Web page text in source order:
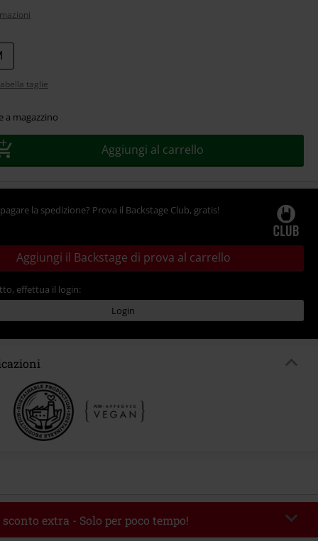
taglie
a magazzino
Aggiungi al carrello
la spedizione? Prova il Backstage Club, gratis!
Aggiungi il Backstage di prova al carrello
effettua il login:
Login
sconto extra - Solo per poco tempo!